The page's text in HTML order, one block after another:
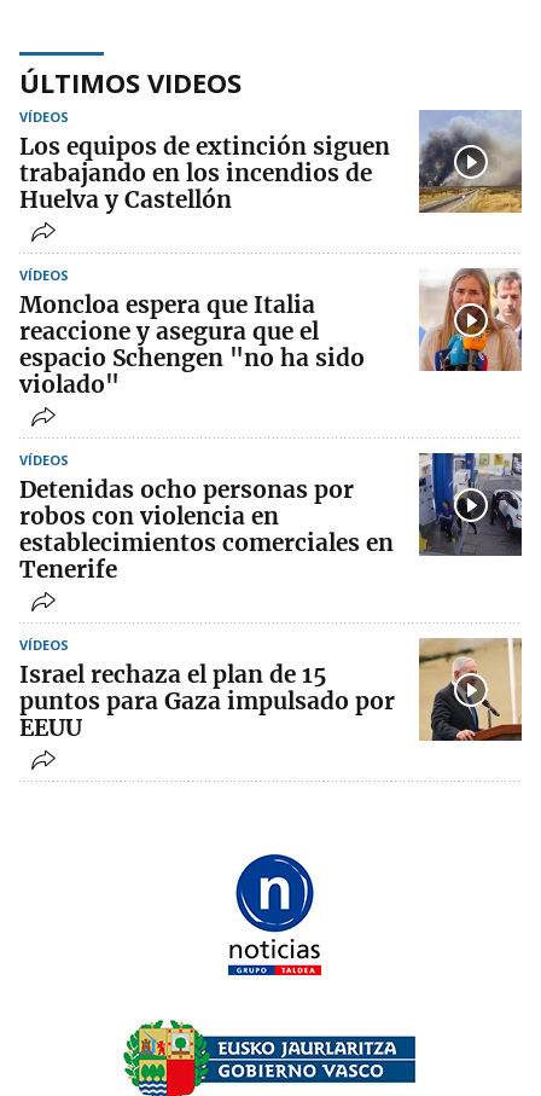
ÚLTIMOS VIDEOS
VÍDEOS
Los equipos de extinción siguen
trabajando en los incendios de
Huelva y Castellón
VÍDEOS
Moncloa espera que Italia
reaccione y asegura que el
espacio Schengen "no ha sido
violado"
VÍDEOS
Detenidas ocho personas por
robos con violencia en
establecimientos comerciales en
Tenerife
VÍDEOS
Israel rechaza el plan de 15
puntos para Gaza impulsado por
EEUU